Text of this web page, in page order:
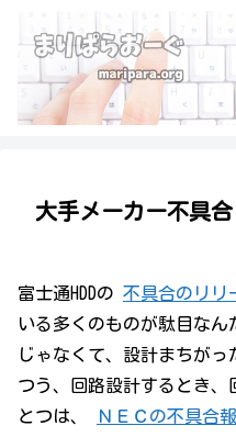
大手メーカー不具合
富士通HDDの 不具合のリリ
いる多くのものが駄目な
じゃなくて、設計まちが
つう、回路設計するとき
とつは、
ＮＥＣの不具合